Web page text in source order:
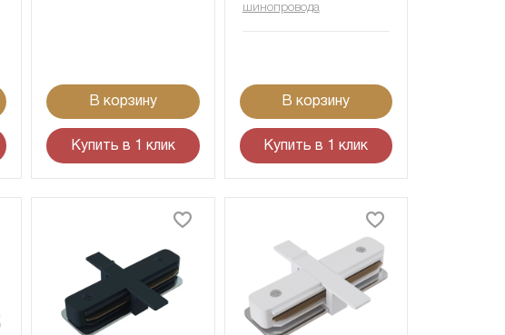
В корзину
Купить в 1 клик
шинопровода
В корзину
Купить в 1 клик